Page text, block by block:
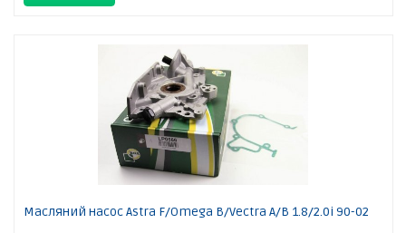
Масляний насос Astra F/Omega B/Vectra A/B 1.8/2.0i 90-02